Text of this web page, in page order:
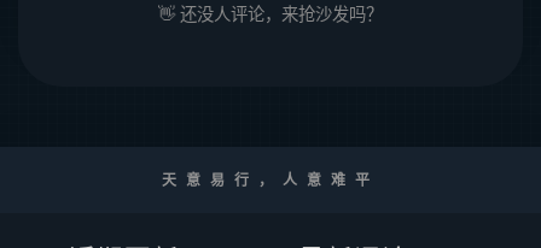
👋 还没人评论，来抢沙发吗？
天意易行，人意难平